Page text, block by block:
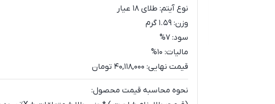
نوع آیتم: طلای 18 عیار
وزن: 1.59 گرم
سود: 7%
مالیات: 10%
قیمت نهایی: 40,118,000 تومان
نحوه محاسبه قیمت محصول: